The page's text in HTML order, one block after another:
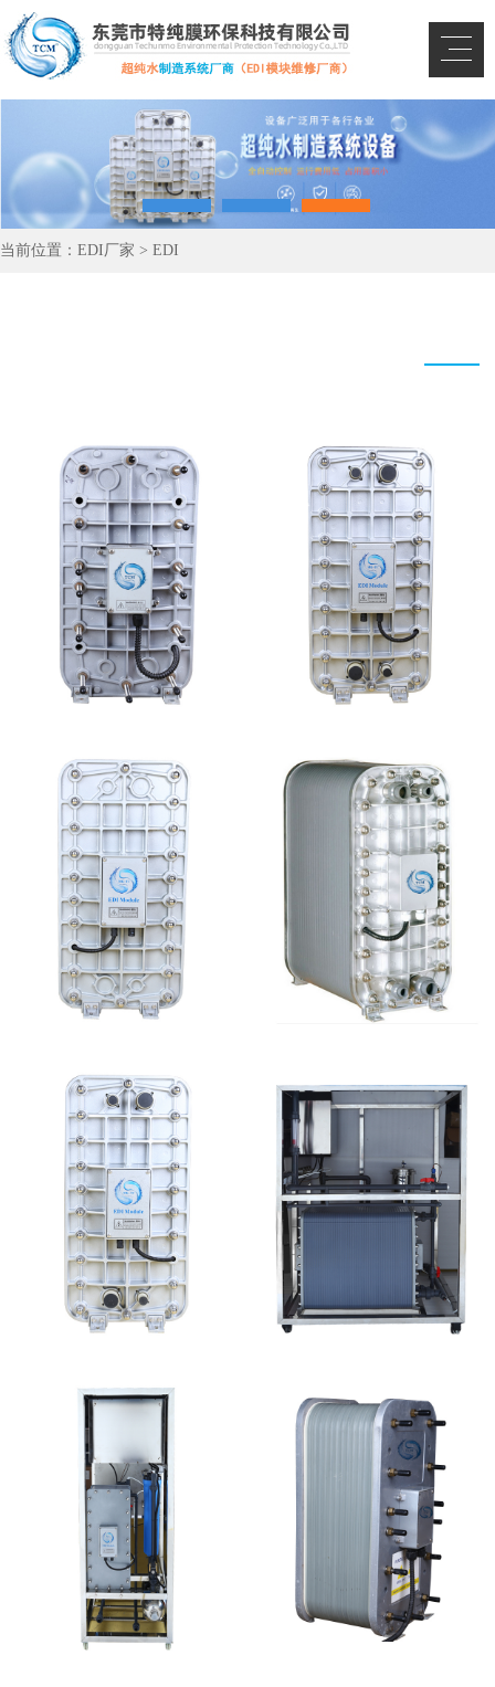
当前位置： EDI厂家 > EDI
西门子 EDI模块维修 MK-TC200 EDI模块
MK-TC500 EDI模块 麦克尼斯EDI模块维修
MK-TC300 EDI超纯水
处理设备
MK-TC500 EDI设备维
修